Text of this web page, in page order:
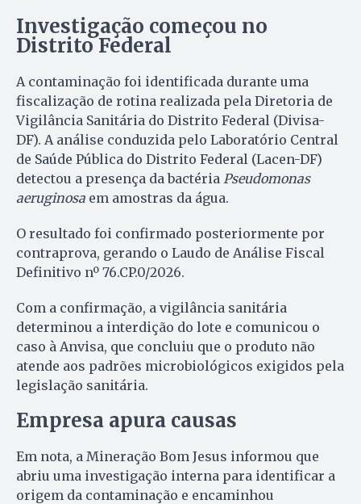
Investigação começou no
Distrito Federal
A contaminação foi identificada durante uma
fiscalização de rotina realizada pela Diretoria de
Vigilância Sanitária do Distrito Federal (Divisa-
DF). A análise conduzida pelo Laboratório Central
de Saúde Pública do Distrito Federal (Lacen-DF)
detectou a presença da bactéria Pseudomonas
aeruginosa em amostras da água.
O resultado foi confirmado posteriormente por
contraprova, gerando o Laudo de Análise Fiscal
Definitivo nº 76.CP.0/2026.
Com a confirmação, a vigilância sanitária
determinou a interdição do lote e comunicou o
caso à Anvisa, que concluiu que o produto não
atende aos padrões microbiológicos exigidos pela
legislação sanitária.
Empresa apura causas
Em nota, a Mineração Bom Jesus informou que
abriu uma investigação interna para identificar a
origem da contaminação e encaminhou